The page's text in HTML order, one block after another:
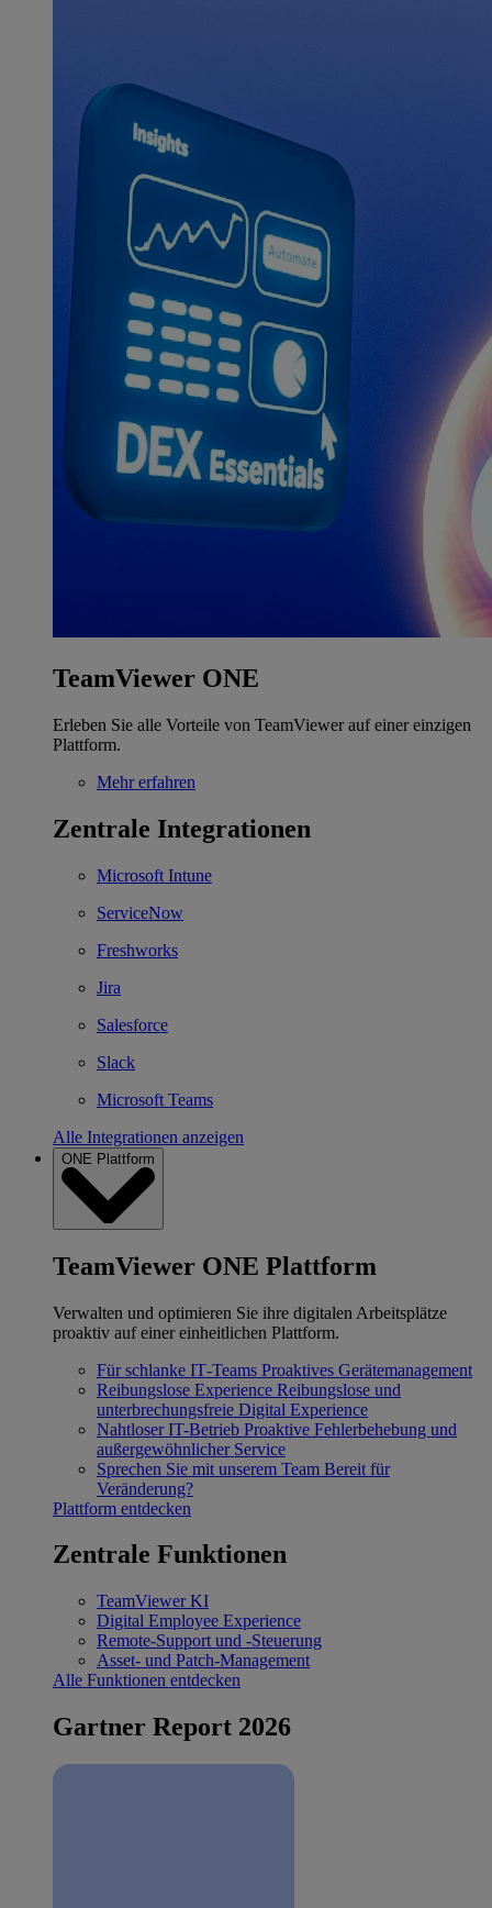
TeamViewer ONE
Erleben Sie alle Vorteile von TeamViewer auf einer einzigen
Plattform.
Mehr erfahren
Zentrale Integrationen
Microsoft Intune
ServiceNow
Freshworks
Jira
Salesforce
Slack
Microsoft Teams
Alle Integrationen anzeigen
ONE Plattform
TeamViewer ONE Plattform
Verwalten und optimieren Sie ihre digitalen Arbeitsplätze
proaktiv auf einer einheitlichen Plattform.
Für schlanke IT‐Teams Proaktives Gerätemanagement
Reibungslose Experience Reibungslose und
unterbrechungsfreie Digital Experience
Nahtloser IT-Betrieb Proaktive Fehlerbehebung und
außergewöhnlicher Service
Sprechen Sie mit unserem Team Bereit für
Veränderung?
Plattform entdecken
Zentrale Funktionen
TeamViewer KI
Digital Employee Experience
Remote-Support und -Steuerung
Asset- und Patch-Management
Alle Funktionen entdecken
Gartner Report 2026